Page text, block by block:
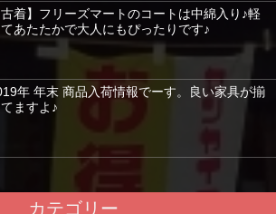
古着】フリーズマートのコートは中綿入り♪軽
てあたたかで大人にもぴったりです♪
年 年末 商品入荷情報でーす。良い家具が揃
ますよ♪
カテゴリー